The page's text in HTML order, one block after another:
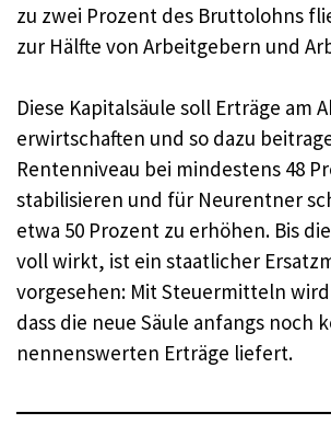
zu zwei Prozent des Bruttolohns
zur Hälfte von Arbeitgebern und
Diese Kapitalsäule soll Erträge am
erwirtschaften und so dazu
Rentenniveau bei mindestens 48
stabilisieren und für Neurentner
etwa 50 Prozent zu erhöhen. Bis
voll wirkt, ist ein staatlicher
vorgesehen: Mit Steuermitteln
dass die neue Säule anfangs noch
nennenswerten Erträge liefert.